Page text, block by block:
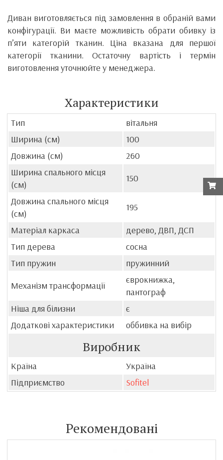
Диван виготовляється під замовлення в обраній вами
конфігурації. Ви маєте можливість обрати обивку із
п’яти категорій тканин. Ціна вказана для першої
категорії тканини. Остаточну вартість і термін
виготовлення уточнюйте у менеджера.
Характеристики
Тип
вітальня
Ширина (см)
100
Довжина (см)
260
Ширина спального місця
(см)
150
Довжина спального місця
(см)
195
Матеріал каркаса
дерево, ДВП, ДСП
Тип дерева
сосна
Тип пружин
пружинний
Механізм трансформації
єврокнижка,
пантограф
Ніша для білизни
є
Додаткові характеристики
оббивка на вибір
Виробник
Країна
Україна
Підприємство
Sofitel
Рекомендовані